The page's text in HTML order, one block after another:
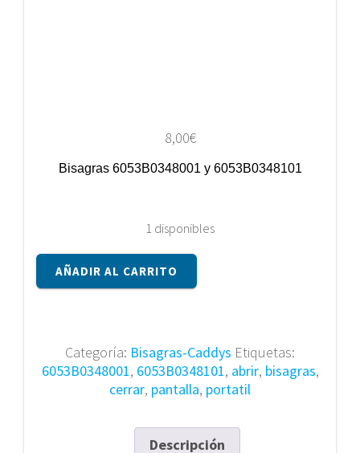
8,00€
Bisagras 6053B0348001 y 6053B0348101
1 disponibles
Bisagras
6053B0348001
AÑADIR AL CARRITO
Categoría: Bisagras-Caddys Etiquetas:
6053B0348001, 6053B0348101, abrir, bisagras,
cerrar, pantalla, portatil
Descripción